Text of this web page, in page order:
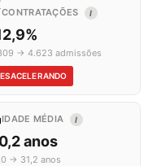
CONTRATAÇÕES
I
→ 4.623 admissões
IDADE MÉDIA I
anos
→ 31,2 anos